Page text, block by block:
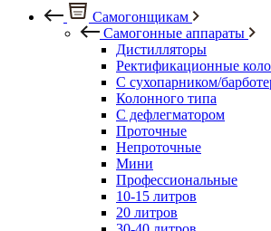
Самогонщикам
Самогонные аппараты
Дистилляторы
Ректификационные
С сухопарником/
Колонного типа
С дефлегматором
Проточные
Непроточные
Мини
Профессиональные
10-15 литров
20 литров